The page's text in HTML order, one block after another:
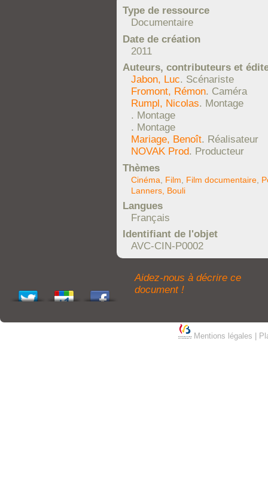
Type de ressource
Documentaire
Date de création
2011
Auteurs, contributeurs et
Jabon, Luc. Scénariste
Fromont, Rémon. Caméra
Rumpl, Nicolas. Montage
. Montage
. Montage
Mariage, Benoît. Réalisateur
NOVAK Prod. Producteur
Thèmes
Cinéma Film Film documentaire
Lanners, Bouli
Langues
Français
Identifiant de l'objet
AVC-CIN-P0002
Aidez-nous à décrire ce
document !
Mentions légales